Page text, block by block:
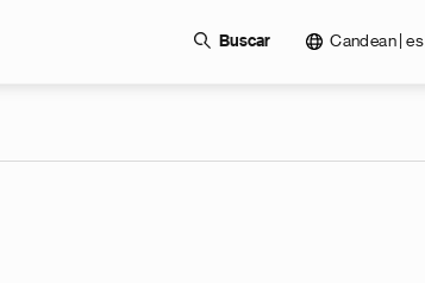
Buscar Candean | es